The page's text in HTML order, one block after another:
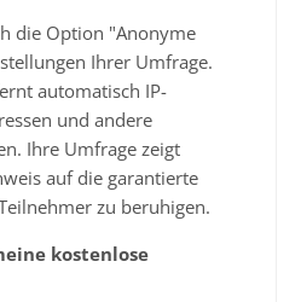
die Option "Anonyme
Ihrer Umfrage.
automatisch IP-
und andere
Ihre Umfrage zeigt
auf die garantierte
zu beruhigen.
kostenlose